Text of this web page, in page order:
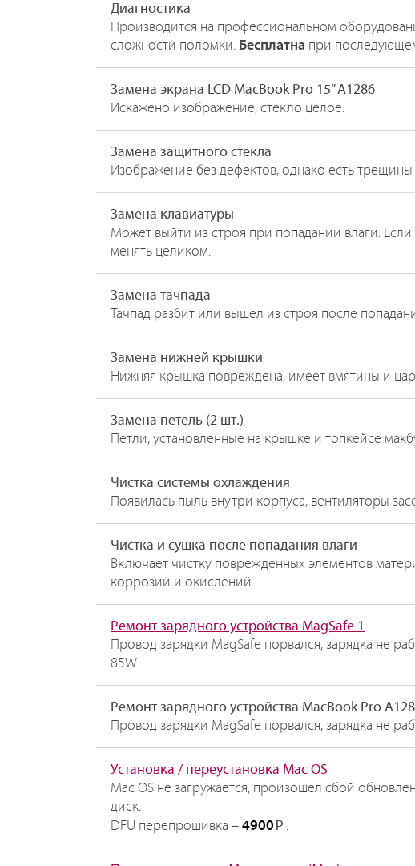
Диагностика
Производится на профессиональном
сложности поломки. Бесплатна при
Замена экрана LCD MacBook Pro 15” A1286
Искажено изображение, стекло целое.
Замена защитного стекла
Изображение без дефектов, однако есть
Замена клавиатуры
Может выйти из строя при попадании влаги.
менять целиком.
Замена тачпада
Тачпад разбит или вышел из строя после
Замена нижней крышки
Нижняя крышка повреждена, имеет вмятины и
Замена петель (2 шт.)
Петли, установленные на крышке и топкейсе
Чистка системы охлаждения
Появилась пыль внутри корпуса, вентиляторы
Чистка и сушка после попадания влаги
Включает чистку поврежденных элементов
коррозии и окислений.
Ремонт зарядного устройства MagSafe 1
Провод зарядки MagSafe порвался, зарядка не
85W.
Ремонт зарядного устройства MacBook Pro
Провод зарядки MagSafe порвался, зарядка не
Установка / переустановка Mac OS
Mac OS не загружается, произошел сбой
диск.
DFU перепрошивка – 4900 Р .